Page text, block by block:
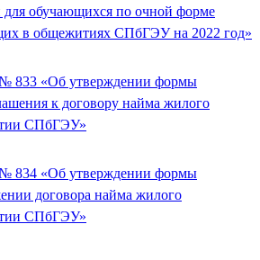
для обучающихся по очной форме
в общежитиях СПбГЭУ на 2022 год»
№ 833 «Об утверждении формы
к договору найма жилого
СПбГЭУ»
№ 834 «Об утверждении формы
договора найма жилого
СПбГЭУ»